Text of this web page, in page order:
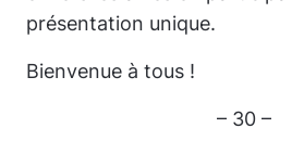
présentation unique.
Bienvenue à tous !
– 30 –